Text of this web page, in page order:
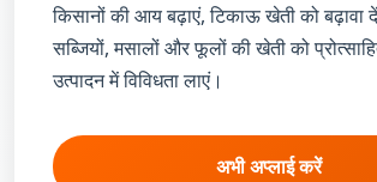
किसानों की आय बढ़ाएं, टिकाऊ खेती को
सब्जियों, मसालों और फूलों की खेती को
उत्पादन में विविधता लाएं।
अभी अप्लाई करें